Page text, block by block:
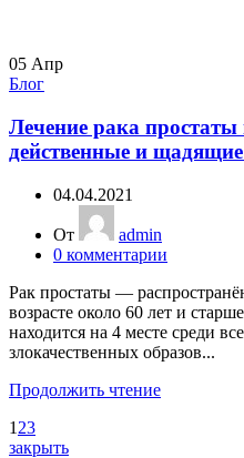
05 Апр
Блог
Лечение рака
действенные и
04.04.2021
От
admin
0 комментарии
Рак простаты —
возрасте около 60 лет и
находится на 4 месте среди
злокачественных образов...
Продолжить чтение
1 23
закрыть